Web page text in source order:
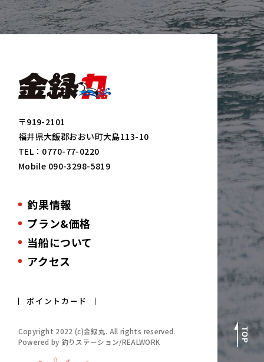
〒919-2101
福井県大飯郡おおい町大島113-10
TEL： 0770-77-0220
Mobile 090-3298-5819
釣果情報
プラン&価格
当船について
アクセス
ポイントカード
Copyright 2022 (c)金録丸. All rights reserved.
Powered by 釣りステーション/REALWORK